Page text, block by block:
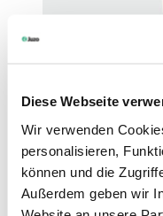
Diese Webseite
Wir verwenden
personalisieren,
können und die
Außerdem geben wir